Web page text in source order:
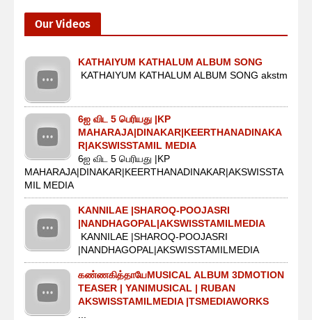
Our Videos
KATHAIYUM KATHALUM ALBUM SONG
KATHAIYUM KATHALUM ALBUM SONG akstm
6ஐ விட 5 பெரியது |KP
MAHARAJA|DINAKAR|KEERTHANADINAKA
R|AKSWISSTAMIL MEDIA
6ஐ விட 5 பெரியது |KP
MAHARAJA|DINAKAR|KEERTHANADINAKAR|AKSWISSTA
MIL MEDIA
KANNILAE |SHAROQ-POOJASRI
|NANDHAGOPAL|AKSWISSTAMILMEDIA
KANNILAE |SHAROQ-POOJASRI
|NANDHAGOPAL|AKSWISSTAMILMEDIA
கண்ணகித்தாயேMUSICAL ALBUM 3DMOTION
TEASER | YANIMUSICAL | RUBAN
AKSWISSTAMILMEDIA |TSMEDIAWORKS